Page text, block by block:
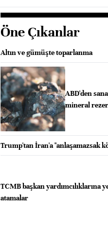
Öne Çıkanlar
Altın ve gümüşte toparlanma
ABD'den
mineral
Trump'tan İran'a "anlaşamazsak
TCMB başkan yardımcılıklarına
atamalar